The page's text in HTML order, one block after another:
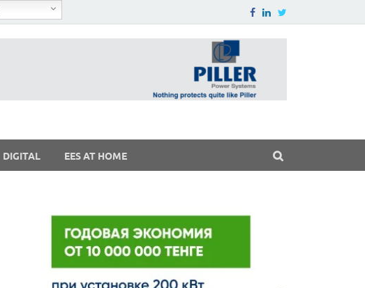
DIGITAL EES AT HOME